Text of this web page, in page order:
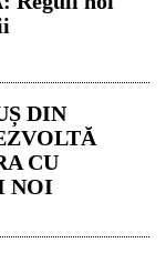
DIN
CU
NOI